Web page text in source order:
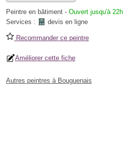
Peintre en bâtiment - Ouvert jusqu'à 22h
Services :
devis en ligne
Recommander ce peintre
Améliorer cette fiche
Autres peintres à Bouguenais